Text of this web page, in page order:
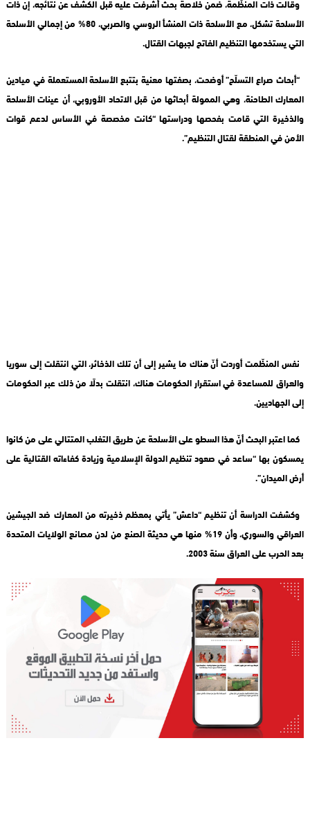
الأسلحة تشكل، مع الأسلحة ذات المنشأ الروسي والصربي، 80% من إجمالي الأسلحة
التي يستخدمها التنظيم الفاتح لجبهات القتال.
“أبحاث صراع التسلّح” أوضحت، بصفتها معنية بتتبع الأسلحة المستعملة في ميادين
المعارك الطاحنة، وهي الممولة أبحاثها من قبل الاتحاد الأوروبي، أن عينات الأسلحة
والذخيرة التي قامت بفحصها ودراستها “كانت مخصصة في الأساس لدعم قوات
الأمن في المنطقة لقتال التنظيم”.
نفس المنظّمت أوردت أنّ هناك ما يشير إلى أن تلك الذخائر، التي انتقلت إلى سوريا
والعراق للمساعدة في استقرار الحكومات هناك، انتقلت بدلًا من ذلك عبر الحكومات
إلى الجهاديين.
كما اعتبر البحث أنّ هذا السطو على الأسلحة عن طريق التغلب المتتالي على من كانوا
يمسكون بها “ساعد في صعود تنظيم الدولة الإسلامية وزيادة كفاءاته القتالية على
أرض الميدان”.
وكشفت الدراسة أن تنظيم “داعش” يأتي بمعظم ذخيرته من المعارك ضد الجيشين
العراقي والسوري، وأن 19% منها هي حديثة الصنع من لدن مصانع الولايات المتحدة
بعد الحرب على العراق سنة 2003.